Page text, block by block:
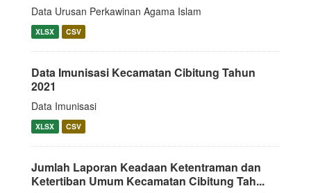
Data Urusan Perkawinan Agama Islam
XLSX CSV
Data Imunisasi Kecamatan Cibitung Tahun
2021
Data Imunisasi
XLSX CSV
Jumlah Laporan Keadaan Ketentraman dan
Ketertiban Umum Kecamatan Cibitung Tah...